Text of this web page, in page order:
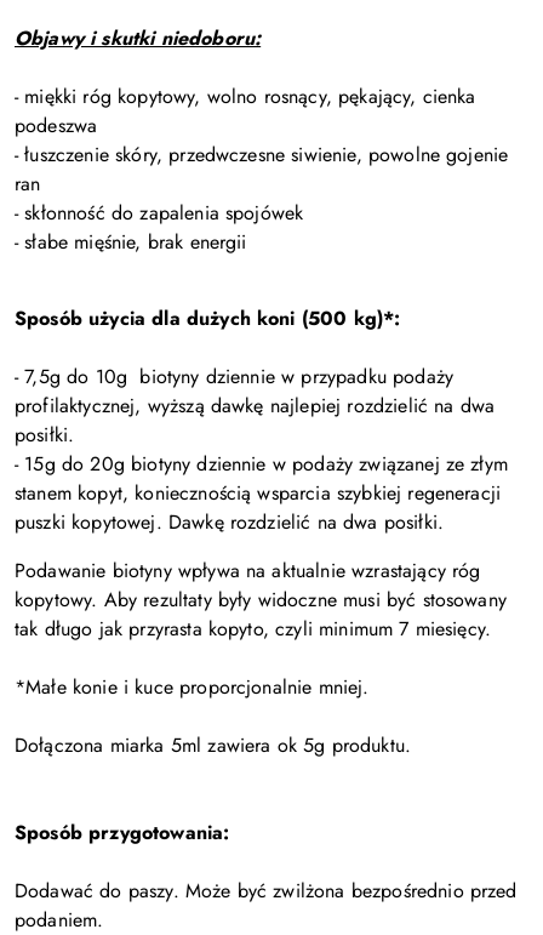
Objawy i skutki niedoboru:
- miękki róg kopytowy, wolno rosnący, pękający, cienka
podeszwa
- łuszczenie skóry, przedwczesne siwienie, powolne gojenie
ran
- skłonność do zapalenia spojówek
- słabe mięśnie, brak energii
Sposób użycia dla dużych koni (500 kg)*:
- 7,5g do 10g biotyny dziennie w przypadku podaży
profilaktycznej, wyższą dawkę najlepiej rozdzielić na dwa
posiłki.
- 15g do 20g biotyny dziennie w podaży związanej ze złym
stanem kopyt, koniecznością wsparcia szybkiej regeneracji
puszki kopytowej. Dawkę rozdzielić na dwa posiłki.
Podawanie biotyny wpływa na aktualnie wzrastający róg
kopytowy. Aby rezultaty były widoczne musi być stosowany
tak długo jak przyrasta kopyto, czyli minimum 7 miesięcy.
*Małe konie i kuce proporcjonalnie mniej.
Dołączona miarka 5ml zawiera ok 5g produktu.
Sposób przygotowania:
Dodawać do paszy. Może być zwilżona bezpośrednio przed
podaniem.